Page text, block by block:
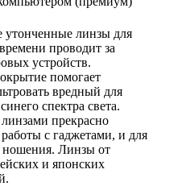
утонченные линзы для
проводит за
устройств.
помогает
вредный для
спектра света.
прекрасно
с гаджетами, и для
ношения. Линзы от
и японских